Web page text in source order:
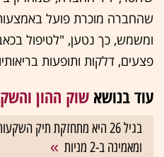
שהחברה מוכרת פועל באמצעות
ומשמש, כך נטען, "לטיפול
פצעים, דלקות ותופעות
עוד בנושא שוק ההון
בגיל 26 היא מתחזקת תיק
ומאמינה ב-2 מניות